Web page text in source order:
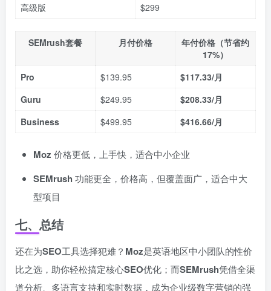
高级版
$299
SEMrush套餐 月付价格
年付价格（节省约
17%）
Pro
$139.95
$117.33/月
Guru
$249.95
$208.33/月
Business
$499.95 $416.66/月
Moz 价格更低，上手快，适合中小企业
SEMrush 功能更全，价格高，但覆盖面广，适合中大
型项目
七、总结
还在为SEO工具选择犯难？ Moz是英语地区中小团队的性价
比之选，助你轻松搞定核心SEO优化；而SEMrush凭借全渠
道分析、多语言支持和实时数据，成为企业级数字营销的强